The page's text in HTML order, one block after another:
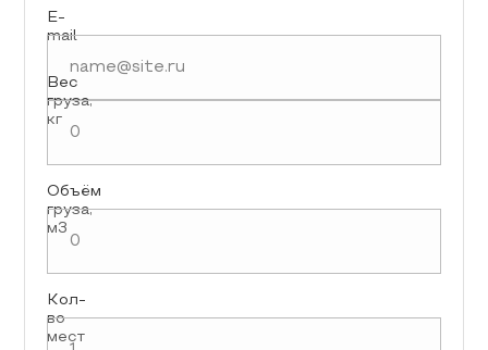
E-
mail
Вес
груза,
кг
Объём
груза,
м3
Кол-
во
мест